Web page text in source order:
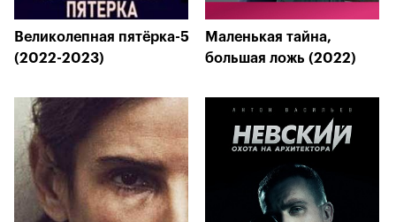
Великолепная пятёрка-5
(2022-2023)
Маленькая тайна,
большая ложь (2022)